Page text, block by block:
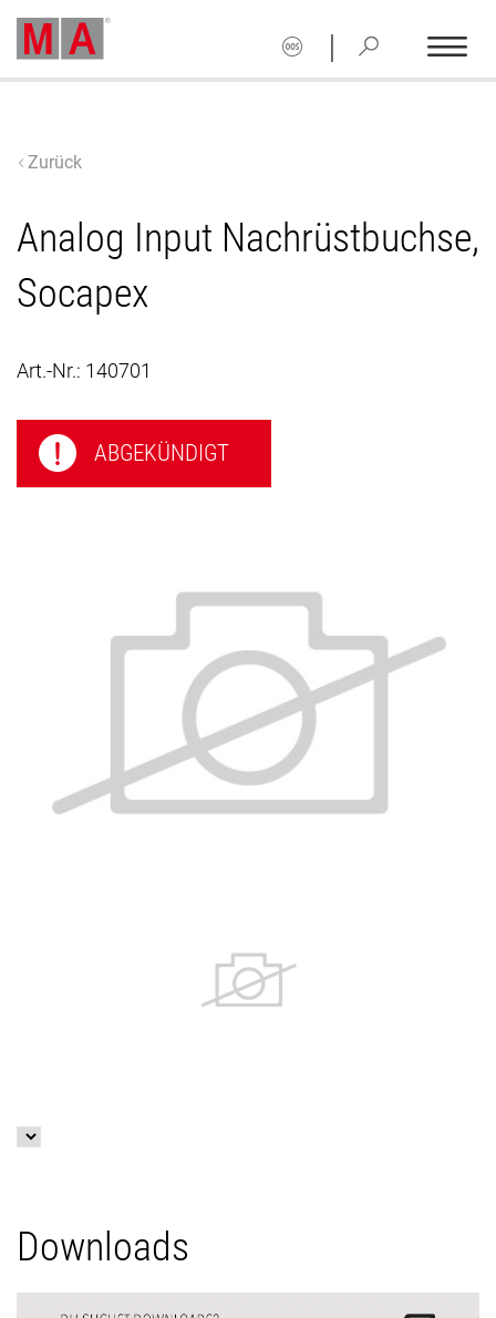
|
Zurück
Analog Input Nachrüstbuchse,
Socapex
Art.-Nr.: 140701
ABGEKÜNDIGT
Downloads